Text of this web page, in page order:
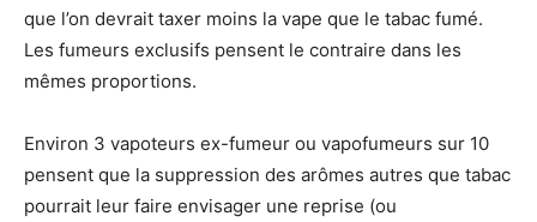
que l’on devrait taxer moins la vape que le tabac fumé.
Les fumeurs exclusifs pensent le contraire dans les
mêmes proportions.
Environ 3 vapoteurs ex-fumeur ou vapofumeurs sur 10
pensent que la suppression des arômes autres que tabac
pourrait leur faire envisager une reprise (ou